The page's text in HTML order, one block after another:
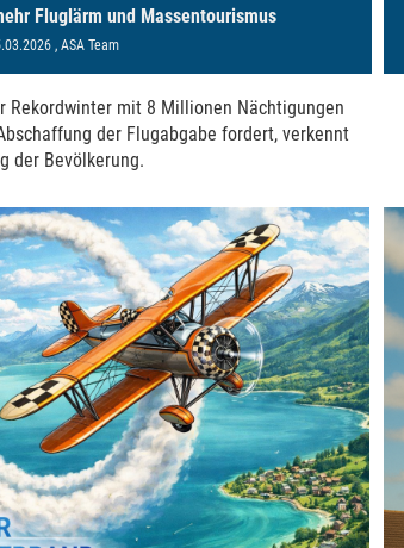
Fluglärm und Massentourismus
, ASA Team
Rekordwinter mit 8 Millionen Nächtigungen
der Flugabgabe fordert, verkennt
der Bevölkerung.